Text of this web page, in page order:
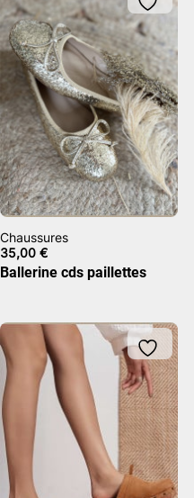
Chaussures
35,00€
Ballerine cds paillettes